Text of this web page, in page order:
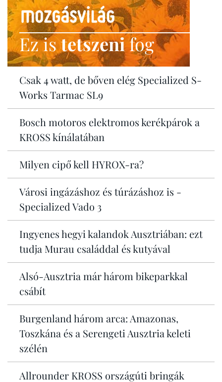
Ez istetszenifog
Csak 4 watt, de bőven elég Specialized S-
Works Tarmac SL9
Bosch motoros elektromos kerékpárok a
KROSS kínálatában
Milyen cipő kell HYROX-ra?
Városi ingázáshoz és túrázáshoz is -
Specialized Vado 3
Ingyenes hegyi kalandok Ausztriában: ezt
tudja Murau családdal és kutyával
Alsó-Ausztria már három bikeparkkal
csábít
Burgenland három arca: Amazonas,
Toszkána és a Serengeti Ausztria keleti
szélén
Allrounder KROSS országúti bringák